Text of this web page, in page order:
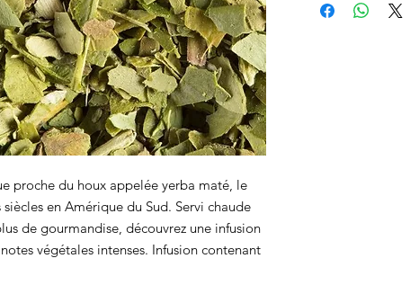
proche du houx appelée yerba maté, le
en Amérique du Sud. Servi chaude
de gourmandise, découvrez une infusion
végétales intenses. Infusion contenant
Température :